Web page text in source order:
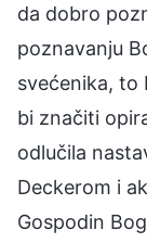
da dobro
poznavanju
svećenika, to
bi značiti
odlučila
Deckerom i
Gospodin